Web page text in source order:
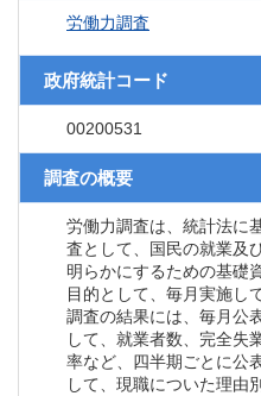
労働力調査
政府統計コード
00200531
調査の概要
労働力調査は、統計法に
査として、国民の就業及
明らかにするための基礎
目的として、毎月実施し
調査の結果には、毎月公
して、就業者数、完全失
率など、四半期ごとに公
して、現職についた理由